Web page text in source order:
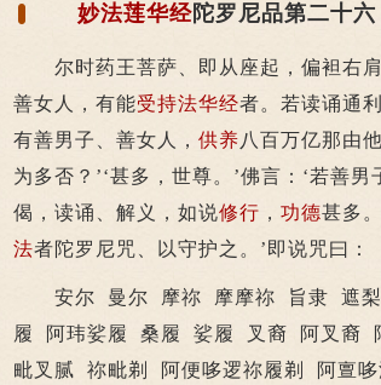
妙法莲华经陀罗尼品第二十六
尔时药王菩萨、即从座起，偏袒右肩
善女人，有能受持法华经者。若读诵通
有善男子、善女人， 供养八百万亿那由
为多否？’‘甚多，世尊。’佛言：‘若善
偈，读诵、解义，如说修行 ， 功德甚多
法者陀罗尼咒、以守护之。’即说咒曰：
安尔 曼尔 摩祢 摩摩祢 旨隶 遮梨
履 阿玮娑履 桑履 娑履 叉裔 阿叉裔
毗叉腻 祢毗剃 阿便哆逻祢履剃 阿亶